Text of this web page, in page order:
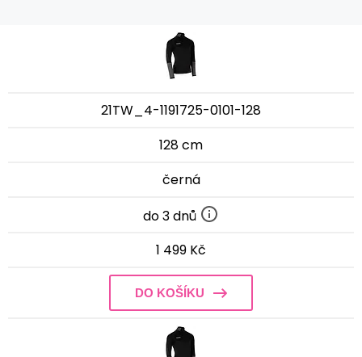
21TW_4-1191725-0101-128
128 cm
černá
do 3 dnů
1 499 Kč
DO KOŠÍKU